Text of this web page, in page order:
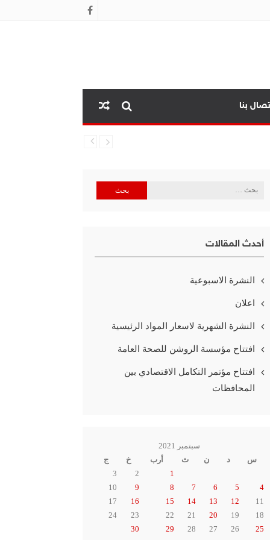
بنا
البحث
أحدث المقالات
النشرة الاسبوعية
اعلان
النشرة الشهرية لاسعار المواد الرئيسية
افتتاح مؤسسة الروشن للصحة العامة
افتتاح مؤتمر التكامل الاقتصادي بين
المحافظات
سبتمبر 2021
س
د ن ث أرب خ
ج
1
2
3
4
5
6
7
8
9
10
11
12
13
14
15
16
17
18
19
20
21
22
23
24
25
26
27
28
29
30